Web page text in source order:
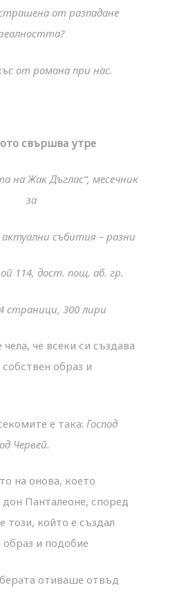
от разпадане
от романа при нас.
свършва утре
на Жак Дъглас“, месечник
за
събития – разни
114, дост. пощ. аб. гр.
страници, 300 лири
че всеки си създава
образ и
е така: Господ
Червей.
на онова, което
Панталеоне, според
този, който е създал
и подобие
отиваше отвъд